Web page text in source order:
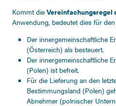
Kommt die Vereinfachungsregel
Anwendung, bedeutet dies für
Der innergemeinschaftliche
(Österreich) als besteuert.
Der innergemeinschaftliche
(Polen) ist befreit.
Für die Lieferung an den
Bestimmungsland (Polen)
Abnehmer (polnischer